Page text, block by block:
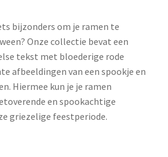
bijzonders om je ramen te
Onze collectie bevat een
tekst met bloederige rode
afbeeldingen van een spookje en
Hiermee kun je je ramen
en spookachtige
griezelige feestperiode.